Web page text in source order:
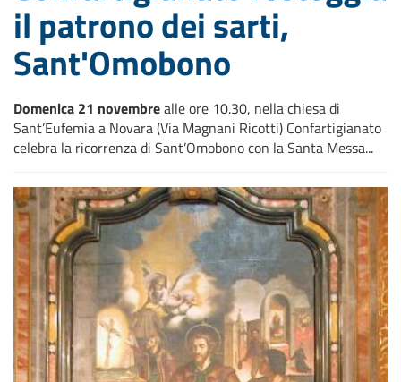
il patrono dei sarti,
Sant'Omobono
Domenica 21 novembrealle ore 10.30, nella chiesa di
Sant’Eufemia a Novara (Via Magnani Ricotti) Confartigianato
celebra la ricorrenza di Sant’Omobono con la Santa Messa...